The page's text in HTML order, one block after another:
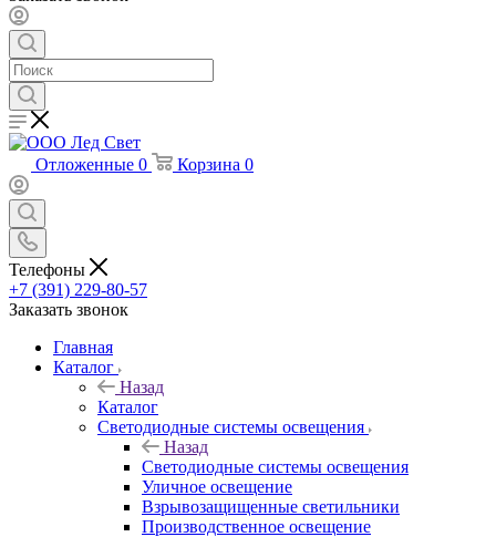
Отложенные 0 Корзина 0
Телефоны
+7 (391) 229-80-57
Заказать звонок
Главная
Каталог
Назад
Каталог
Светодиодные системы освещения
Назад
Светодиодные системы освещения
Уличное освещение
Взрывозащищенные светильники
Производственное освещение